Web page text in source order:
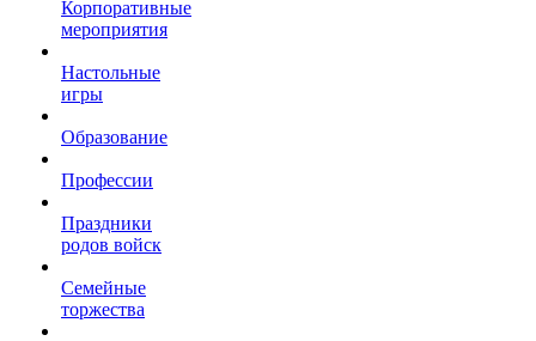
Корпоративные
мероприятия
Настольные
игры
Образование
Профессии
Праздники
родов войск
Семейные
торжества